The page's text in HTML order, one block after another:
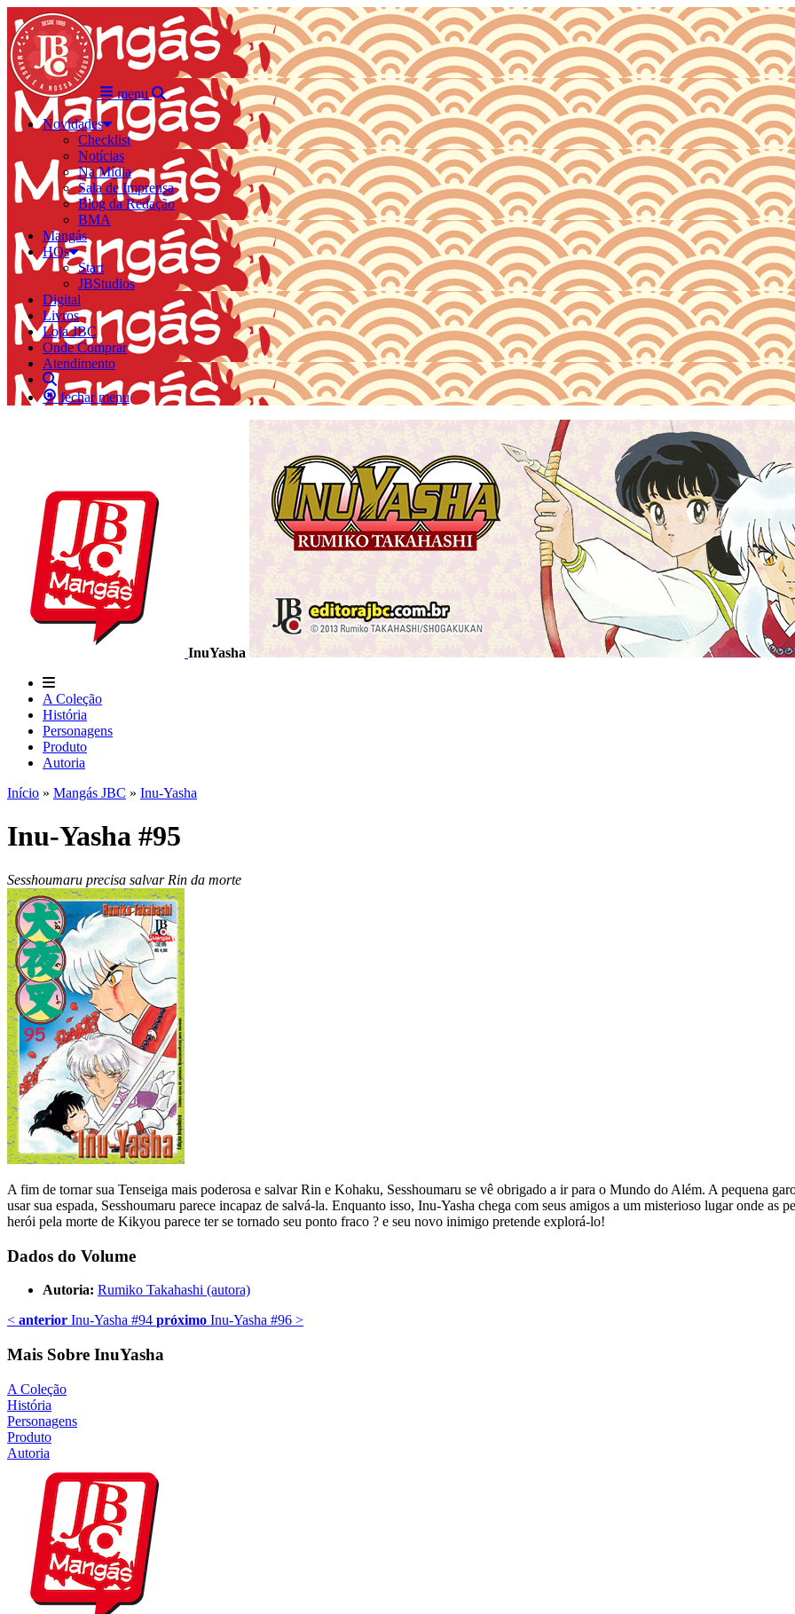
menu
Novidades
Checklist
Notícias
Na Mídia
Sala de Imprensa
Blog da Redação
BMA
Mangás
HQs
Start
JBStudios
Digital
Livros
Loja JBC
Onde Comprar
Atendimento
fechar menu
InuYasha
A Coleção
História
Personagens
Produto
Autoria
Início » Mangás JBC » Inu-Yasha
Inu-Yasha #95
Sesshoumaru precisa salvar Rin da morte
A fim de tornar sua Tenseiga mais poderosa e salvar Rin e Kohaku, Sesshoumaru se vê obrigado a ir para o Mundo do Além. A pequena
usar sua espada, Sesshoumaru parece incapaz de salvá-la. Enquanto isso, Inu-Yasha chega com seus amigos a um misterioso lugar onde as
herói pela morte de Kikyou parece ter se tornado seu ponto fraco ? e seu novo inimigo pretende explorá-lo!
Dados do Volume
Autoria: Rumiko Takahashi (autora)
< anterior Inu-Yasha #94 próximo Inu-Yasha #96 >
Mais Sobre InuYasha
A Coleção
História
Personagens
Produto
Autoria